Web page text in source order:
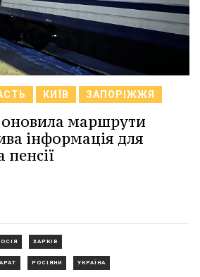
КИЇВ ЗАПОРІЖЖЯ
оновила маршрути
інформація для
ХАРКІВ
РОСІЯНИ УКРАЇНА